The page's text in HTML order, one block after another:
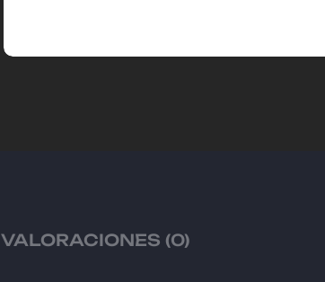
VALORACIONES (0)